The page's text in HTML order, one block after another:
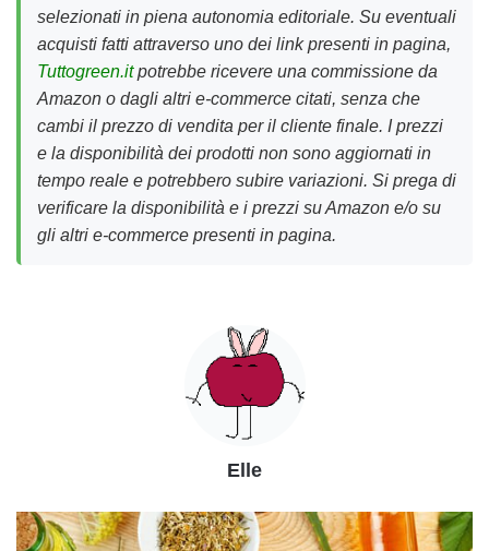
selezionati in piena autonomia editoriale. Su eventuali
acquisti fatti attraverso uno dei link presenti in pagina,
Tuttogreen.itpotrebbe ricevere una commissione da
Amazon o dagli altri e-commerce citati, senza che
cambi il prezzo di vendita per il cliente finale. I prezzi
e la disponibilità dei prodotti non sono aggiornati in
tempo reale e potrebbero subire variazioni. Si prega di
verificare la disponibilità e i prezzi su Amazon e/o su
gli altri e-commerce presenti in pagina.
Elle
Come
fare